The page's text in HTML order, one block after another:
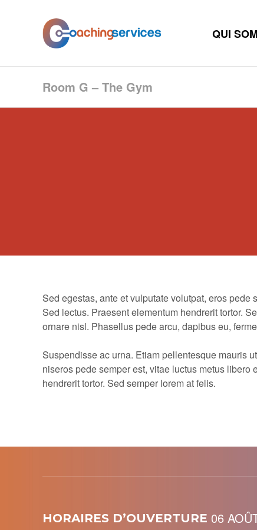
QUI
Room G – The Gym
Sed egestas, ante et vulputate volutpat, eros
Sed lectus. Praesent elementum hendrerit tortor.
ornare nisl. Phasellus pede arcu, dapibus eu,
Suspendisse ac urna. Etiam pellentesque mauris
niseros pede semper est, vitae luctus metus
hendrerit tortor. Sed semper lorem at felis.
HORAIRES D’OUVERTURE 06